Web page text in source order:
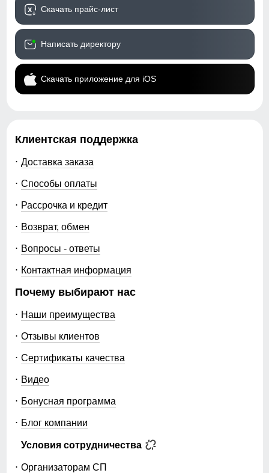
Скачать прайс-лист
Написать директору
Скачать приложение для iOS
Клиентская поддержка
Доставка заказа
Способы оплаты
Рассрочка и кредит
Возврат, обмен
Вопросы - ответы
Контактная информация
Почему выбирают нас
Наши преимущества
Отзывы клиентов
Сертификаты качества
Видео
Бонусная программа
Блог компании
Условия сотрудничества
Организаторам СП